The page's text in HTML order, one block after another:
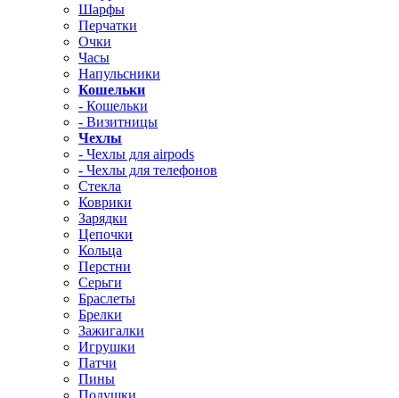
Шарфы
Перчатки
Очки
Часы
Напульсники
Кошельки
- Кошельки
- Визитницы
Чехлы
- Чехлы для airpods
- Чехлы для телефонов
Стекла
Коврики
Зарядки
Цепочки
Кольца
Перстни
Серьги
Браслеты
Брелки
Зажигалки
Игрушки
Патчи
Пины
Подушки